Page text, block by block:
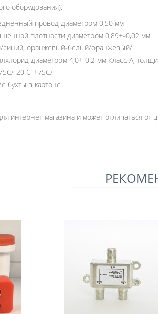
оборудования).
провод диаметром 0,50 мм
плотности диаметром 0,89+-0,02 мм
синий, оранжевый-белый/оранжевый/
диаметром 4,0+-0.2 мм Класс A,
20 С-+75C/
бухты в картоне
интернет-магазина и может отличаться от